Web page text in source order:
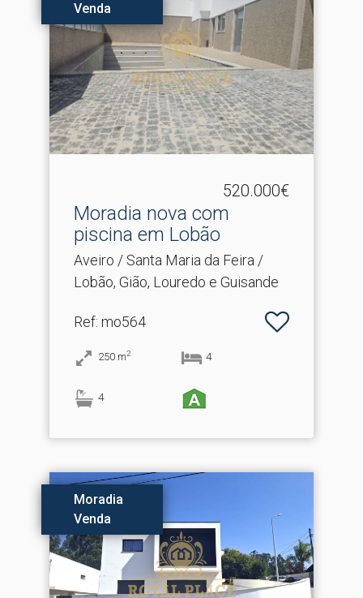
Venda
520.000€
Moradia nova com
piscina em Lobão
Aveiro / Santa Maria da Feira /
Lobão, Gião, Louredo e Guisande
Ref: mo564
250 m2 4
4
Moradia
Venda